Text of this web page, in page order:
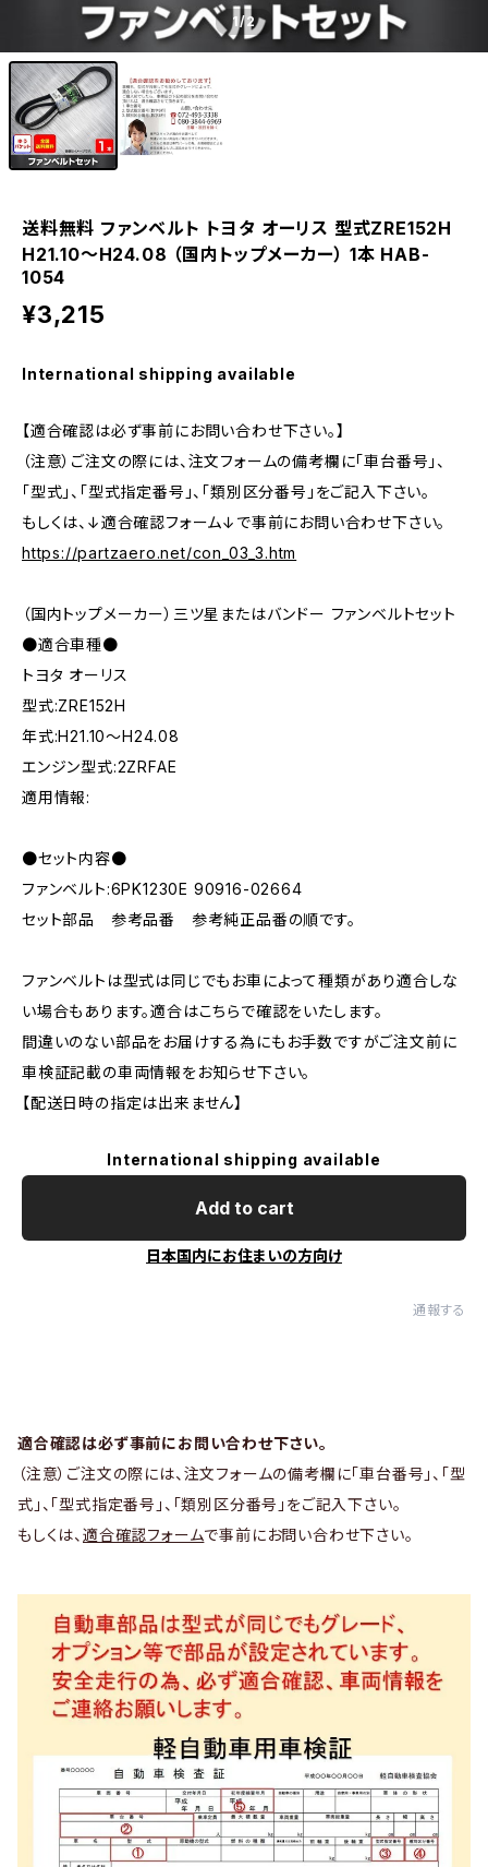
1/2
送料無料 ファンベルト トヨタ オーリス 型式ZRE152H
H21.10～H24.08 （国内トップメーカー） 1本 HAB-
1054
¥3,215
International shipping available
【適合確認は必ず事前にお問い合わせ下さい。】
（注意）ご注文の際には、注文フォームの備考欄に「車台番号」、
「型式」、「型式指定番号」、「類別区分番号」をご記入下さい。
もしくは、↓適合確認フォーム↓で事前にお問い合わせ下さい。
https://partzaero.net/con_03_3.htm
（国内トップメーカー）三ツ星またはバンドー ファンベルトセット
●適合車種●
トヨタ オーリス
型式:ZRE152H
年式:H21.10～H24.08
エンジン型式:2ZRFAE
適用情報:
●セット内容●
ファンベルト:6PK1230E 90916-02664
セット部品 参考品番 参考純正品番の順です。
ファンベルトは型式は同じでもお車によって種類があり適合しな
い場合もあります。適合はこちらで確認をいたします。
間違いのない部品をお届けする為にもお手数ですがご注文前に
車検証記載の車両情報をお知らせ下さい。
【配送日時の指定は出来ません】
International shipping available
Add to cart
日本国内にお住まいの方向け
通報する
適合確認は必ず事前にお問い合わせ下さい。
（注意）ご注文の際には、注文フォームの備考欄に「車台番号」、「型
式」、「型式指定番号」、「類別区分番号」をご記入下さい。
もしくは、 適合確認フォームで事前にお問い合わせ下さい。